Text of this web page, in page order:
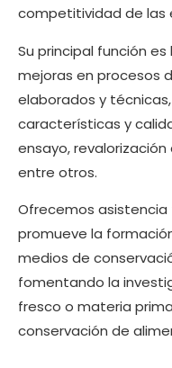
competitividad de las
Su principal función
mejoras en procesos
elaborados y
características y
ensayo,
entre otros.
Ofrecemos
promueve la
medios de
fomentando la
fresco o materia
conservación de